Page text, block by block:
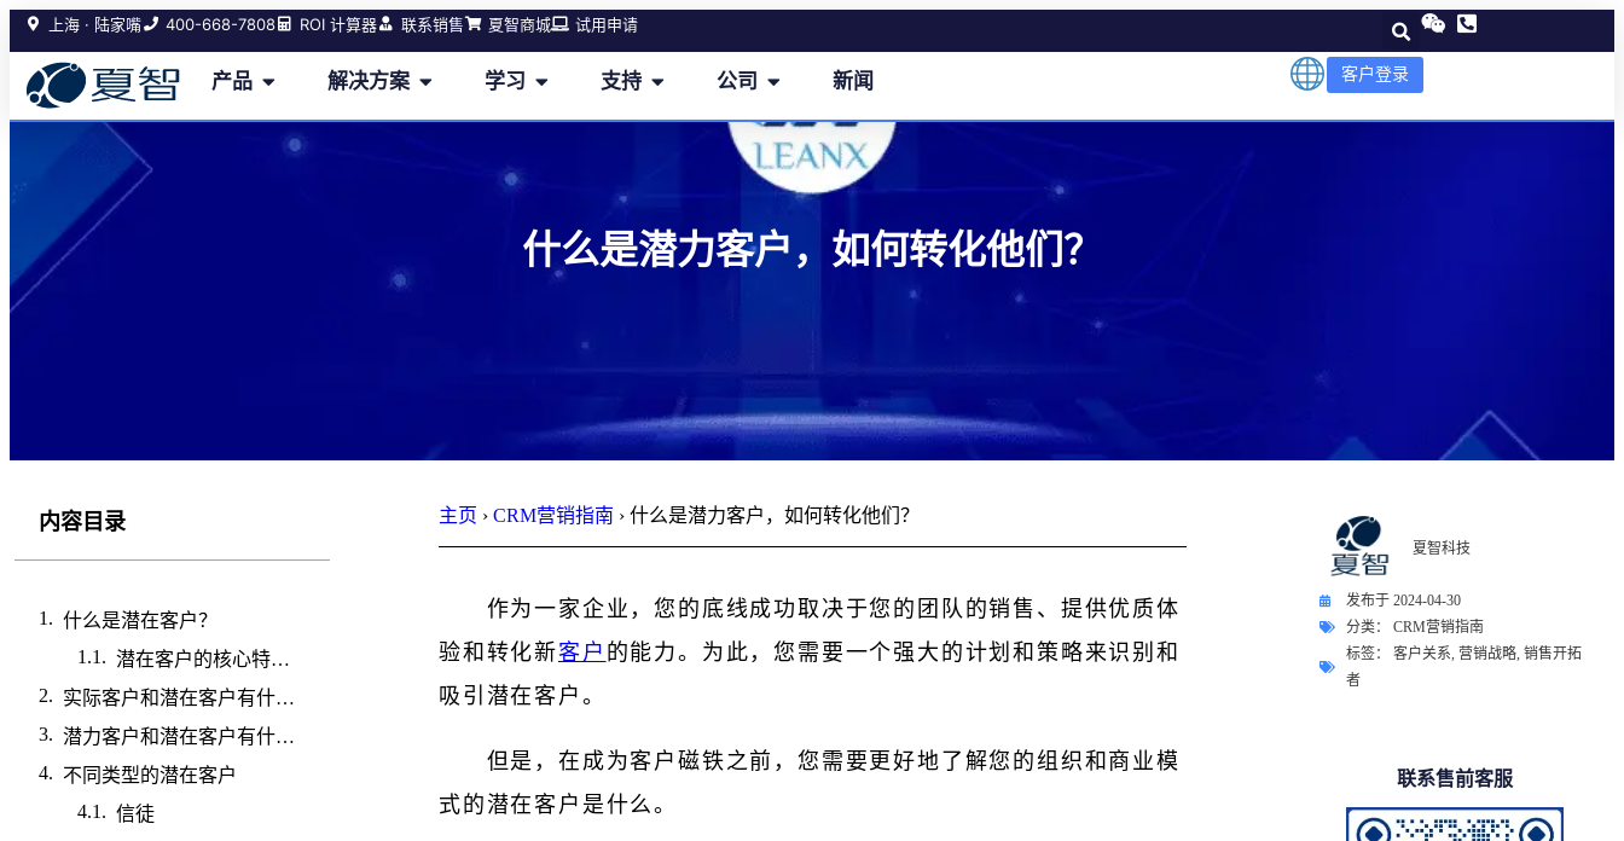
上海 · 陆家嘴 400-668-7808 ROI 计算器 联系销售 夏智商城 试用申请
产品 解决方案 学习 支持 公司 新闻 客户登录
什么是潜力客户，如何转化他们？
内容目录
什么是潜在客户？
潜在客户的核心特征是什么？
实际客户和潜在客户有什么区别？
潜力客户和潜在客户有什么区别？
不同类型的潜在客户
信徒
主页 › CRM营销指南 ›什么是潜力客户，如何转化他们？
作为一家企业，您的底线成功取决于您的团队的销售、提供优质体
验和转化新客户 的能力。为此，您需要一个强大的计划和策略来识别和
吸引潜在客户。
但是，在成为客户磁铁之前，您需要更好地了解您的组织和商业模
式的潜在客户是什么。
夏智科技
发布于 2024-04-30
分类：
CRM营销指南
标签：
客户关系, 营销战略, 销售开拓
者
联系售前客服